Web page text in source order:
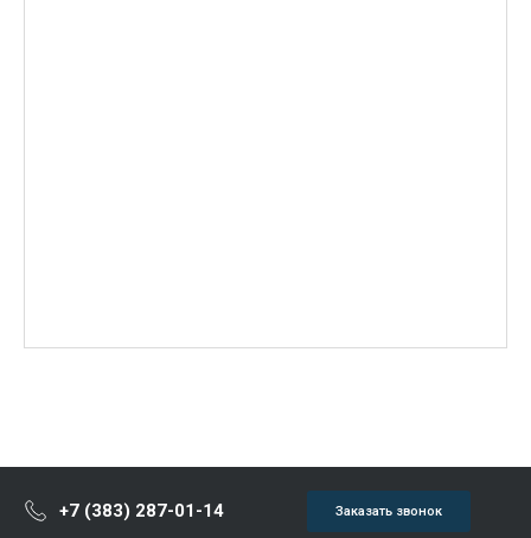
+7 (383) 287-01-14 Заказать звонок